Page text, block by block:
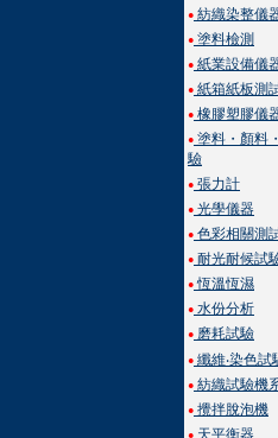
● 紡織染整儀
● 塗料檢測
● 紙業設備儀
● 紙箱紙板測
● 橡膠塑膠儀
● 塗料・顏料
驗
● 張力計
● 光學儀器
● 色彩相關測
● 耐光耐候試
● 恆溫恆濕
● 水份分析
● 磨耗試驗
● 纖維‧染色試
● 紡織試驗機
● 攪拌脫泡機
● 天平衡器